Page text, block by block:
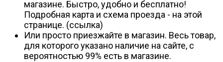
магазине. Быстро, удобно и бесплатно!
Подробная карта и схема проезда - на этой
странице. (ссылка)
Или просто приезжайте в магазин. Весь товар,
для которого указано наличие на сайте, с
вероятностью 99% есть в магазине.